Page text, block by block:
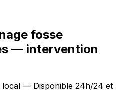
fosse
— intervention
local — Disponible 24h/24 et